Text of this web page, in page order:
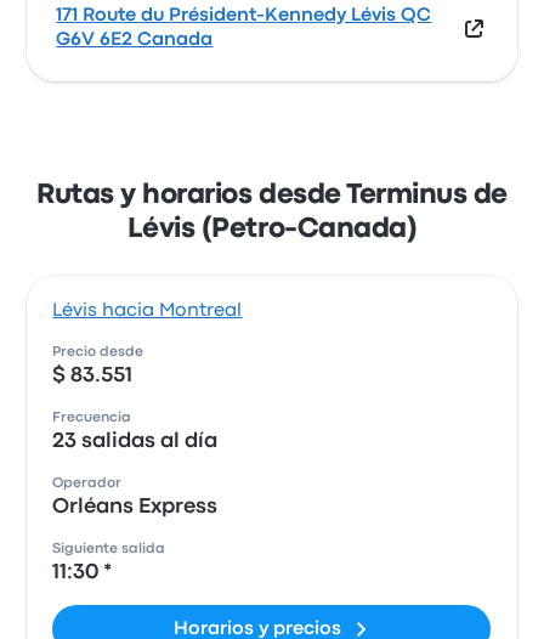
171 Route du Président-Kennedy Lévis QC
G6V 6E2 Canada
Rutas y horarios desde Terminus de
Lévis (Petro-Canada)
Lévis hacia Montreal
Precio desde
$ 83.551
Frecuencia
23 salidas al día
Operador
Orléans Express
Siguiente salida
11:30 *
Horarios y precios